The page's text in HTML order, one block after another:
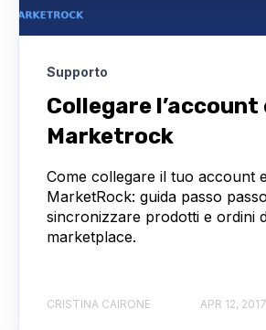
Supporto
Collegare l’account
Marketrock
Come collegare il tuo account
MarketRock: guida passo
sincronizzare prodotti e ordini
marketplace.
CRISTINA CAIRONE APR 12, 2017